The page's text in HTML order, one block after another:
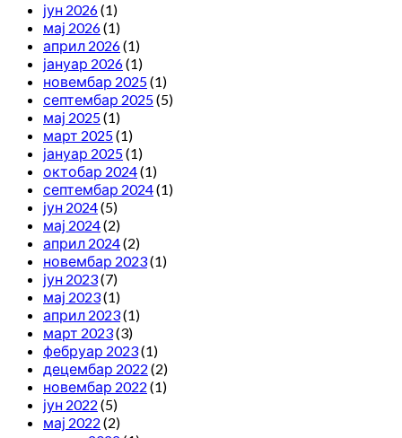
јун 2026(1)
мај 2026(1)
април 2026(1)
јануар 2026(1)
новембар 2025(1)
септембар 2025(5)
мај 2025(1)
март 2025(1)
јануар 2025(1)
октобар 2024(1)
септембар 2024(1)
јун 2024(5)
мај 2024(2)
април 2024(2)
новембар 2023(1)
јун 2023(7)
мај 2023(1)
април 2023(1)
март 2023(3)
фебруар 2023(1)
децембар 2022 (2)
новембар 2022 (1)
јун 2022 (5)
мај 2022 (2)